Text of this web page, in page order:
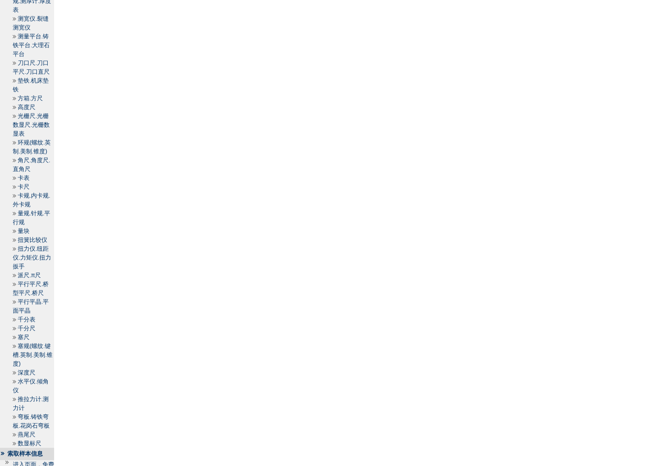
表
测宽仪.裂缝
测宽仪
测量平台.铸
铁平台.大理石
平台
刀口尺.刀口
平尺.刀口直尺
垫铁.机床垫
铁
方箱.方尺
高度尺
光栅尺.光栅
数显尺.光栅数
显表
环规(螺纹.英
制.美制.锥度)
角尺.角度尺.
直角尺
卡表
卡尺
卡规.内卡规.
外卡规
量规.针规.平
行规
量块
扭簧比较仪
扭力仪.纽距
仪.力矩仪.扭力
扳手
派尺.π尺
平行平尺.桥
型平尺.桥尺
平行平晶.平
面平晶
千分表
千分尺
塞尺
塞规(螺纹.键
槽.英制.美制.锥
度)
深度尺
水平仪.倾角
仪
推拉力计.测
力计
弯板.铸铁弯
板.花岗石弯板
燕尾尺
数显标尺
索取样本信息
进入页面，免费